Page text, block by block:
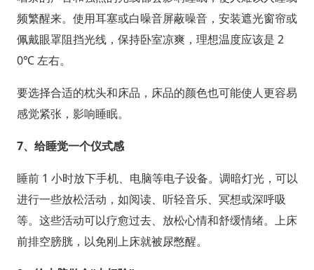
频繁醒来。使用耳塞或白噪音屏蔽噪音，安装遮光窗帘或
佩戴眼罩阻挡光线，保持卧室凉爽，理想温度应该是 2
0℃ 左右。
要选择合适的枕头和床品，床品的颜色也可能使人更容易
感觉紧张，影响睡眠。
7、 给睡觉一个仪式感
睡前 1 小时放下手机、电脑等电子设备。调暗灯光，可以
进行一些放松活动，如阅读、听轻音乐、冥想或深呼吸
等。这些活动可以疗愈过去、放松心情和舒缓情绪。上床
前排空膀胱，以免刚上床就被尿憋醒。